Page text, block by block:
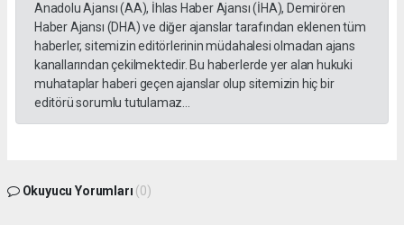
Anadolu Ajansı (AA), İhlas Haber Ajansı (İHA), Demirören
Haber Ajansı (DHA) ve diğer ajanslar tarafından eklenen tüm
haberler, sitemizin editörlerinin müdahalesi olmadan ajans
kanallarından çekilmektedir. Bu haberlerde yer alan hukuki
muhataplar haberi geçen ajanslar olup sitemizin hiç bir
editörü sorumlu tutulamaz...
Okuyucu Yorumları (0)